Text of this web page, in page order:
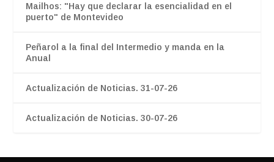
Mailhos: "Hay que declarar la esencialidad en el
puerto" de Montevideo
Peñarol a la final del Intermedio y manda en la
Anual
Actualización de Noticias. 31-07-26
Actualización de Noticias. 30-07-26